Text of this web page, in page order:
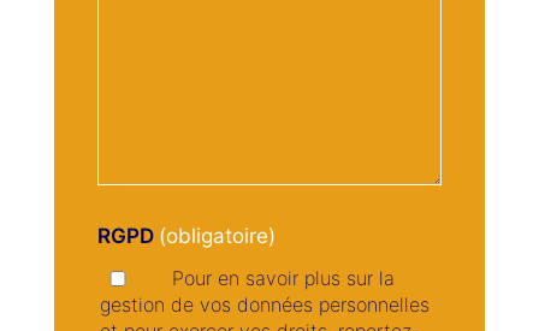
RGPD
Pour en savoir plus sur la
gestion de vos données personnelles